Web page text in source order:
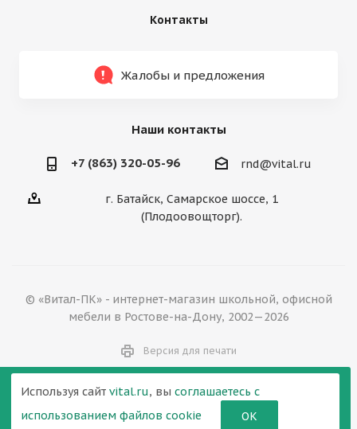
Контакты
Жалобы и предложения
Наши контакты
+7 (863) 320-05-96 rnd@vital.ru
г. Батайск, Самарское шоссе, 1
(Плодоовощторг).
© «Витал-ПК» - интернет-магазин школьной, офисной
мебели в Ростове-на-Дону, 2002—2026
Версия для печати
Используя сайт vital.ru, вы соглашаетесь с
использованием файлов cookie
ОК